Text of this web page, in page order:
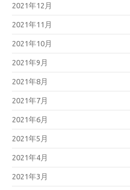
2021年12月
2021年11月
2021年10月
2021年9月
2021年8月
2021年7月
2021年6月
2021年5月
2021年4月
2021年3月